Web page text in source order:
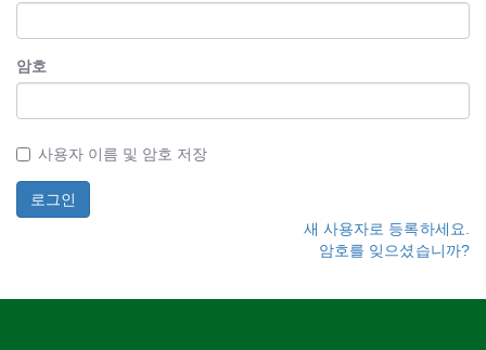
암호
사용자 이름 및 암호 저장
새 사용자로 등록하세요.
암호를 잊으셨습니까?